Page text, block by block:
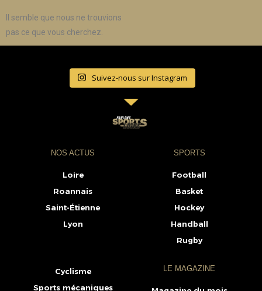
Il semble que nous ne trouvions
pas ce que vous cherchez.
Suivez-nous sur Instagram
NOS ACTUS
Loire
Roannais
Saint-Étienne
Lyon
SPORTS
Football
Basket
Hockey
Handball
Rugby
Cyclisme
Sports mécaniques
LE MAGAZINE